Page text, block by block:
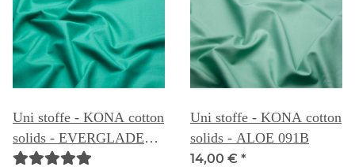
Uni stoffe - KONA cotton
solids - EVERGLADE
091A
Uni stoffe - KONA cotton
solids - ALOE 091B
14,00 € *